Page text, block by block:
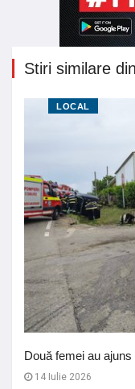
Stiri similare
LOCAL
Două femei au
14 Iulie 2026